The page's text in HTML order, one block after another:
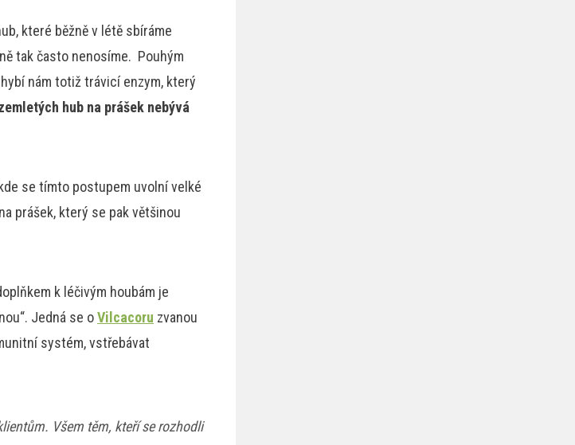
které běžně v létě sbíráme
tak často nenosíme. Pouhým
nám totiž trávicí enzym, který
hub na prášek nebývá
se tímto postupem uvolní velké
prášek, který se pak většinou
k léčivým houbám je
Jedná se oVilcacoru zvanou
systém, vstřebávat
Všem těm, kteří se rozhodli